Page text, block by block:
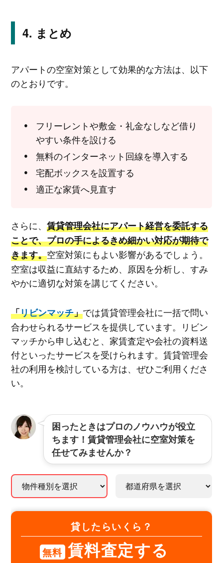
まとめ
アパートの空室対策として効果的な方法は、以下
のとおりです。
フリーレントや敷金・礼金なしなど借り
やすい条件を設ける
無料のインターネット回線を導入する
宅配ボックスを設置する
適正な家賃へ見直す
さらに、 賃貸管理会社にアパート経営を委託する
ことで、プロの手によるきめ細かい対応が期待で
きます。空室対策にもよい影響があるでしょう。
空室は収益に直結するため、原因を分析し、すみ
やかに適切な対策を講じてください。
「リビンマッチ」では賃貸管理会社に一括で問い
合わせられるサービスを提供しています。リビン
マッチから申し込むと、家賃査定や会社の資料送
付といったサービスを受けられます。賃貸管理会
社の利用を検討している方は、ぜひご利用くださ
い。
困ったときはプロのノウハウが役立
ちます！賃貸管理会社に空室対策を
任せてみませんか？
貸したらいくら？
無料 賃料査定する